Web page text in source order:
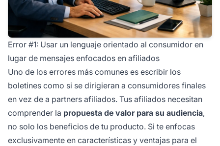
Error #1: Usar un lenguaje orientado al consumidor en
lugar de mensajes enfocados en afiliados
Uno de los errores más comunes es escribir los
boletines como si se dirigieran a consumidores finales
en vez de a partners afiliados. Tus afiliados necesitan
comprender la propuesta de valor para su audiencia,
no solo los beneficios de tu producto. Si te enfocas
exclusivamente en características y ventajas para el